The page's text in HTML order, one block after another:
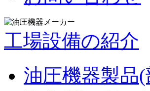
工場設備の紹介
油圧機器製品